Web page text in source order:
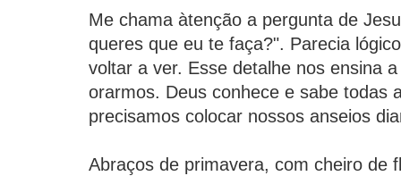
Me chama àtenção a pergunta de
queres que eu te faça?". Parecia
voltar a ver. Esse detalhe nos ensina
orarmos. Deus conhece e sabe todas
precisamos colocar nossos anseios
Abraços de primavera, com cheiro de